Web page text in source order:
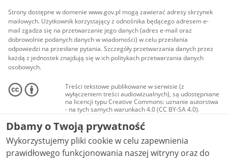
Strony dostępne w domenie www.gov.pl mogą zawierać adresy skrzynek
mailowych. Użytkownik korzystający z odnośnika będącego adresem e-
mail zgadza się na przetwarzanie jego danych (adres e-mail oraz
dobrowolnie podanych danych w wiadomości) w celu przesłania
odpowiedzi na przesłane pytania. Szczegóły przetwarzania danych przez
każdą z jednostek znajdują się w ich politykach przetwarzania danych
osobowych.
Treści tekstowe publikowane w serwisie (z
wyłączeniem treści audiowizualnych), są udostępniane
na licencji typu Creative Commons: uznanie autorstwa
- na tych samych warunkach 4.0 (CC BY-SA 4.0).
Materiały audiowizualne, w tym zdjęcia, materiały
audio i wideo, są udostępniane na licencji typu
Creative Commons: uznanie autorstwa użycie
niekomercyjne - bez utworów zależnych 4.0 (CC BY-
NC-ND 4.0), o ile nie jest to stwierdzone inaczej.
Dbamy o Twoją prywatność
Wykorzystujemy pliki cookie w celu zapewnienia
prawidłowego funkcjonowania naszej witryny oraz do